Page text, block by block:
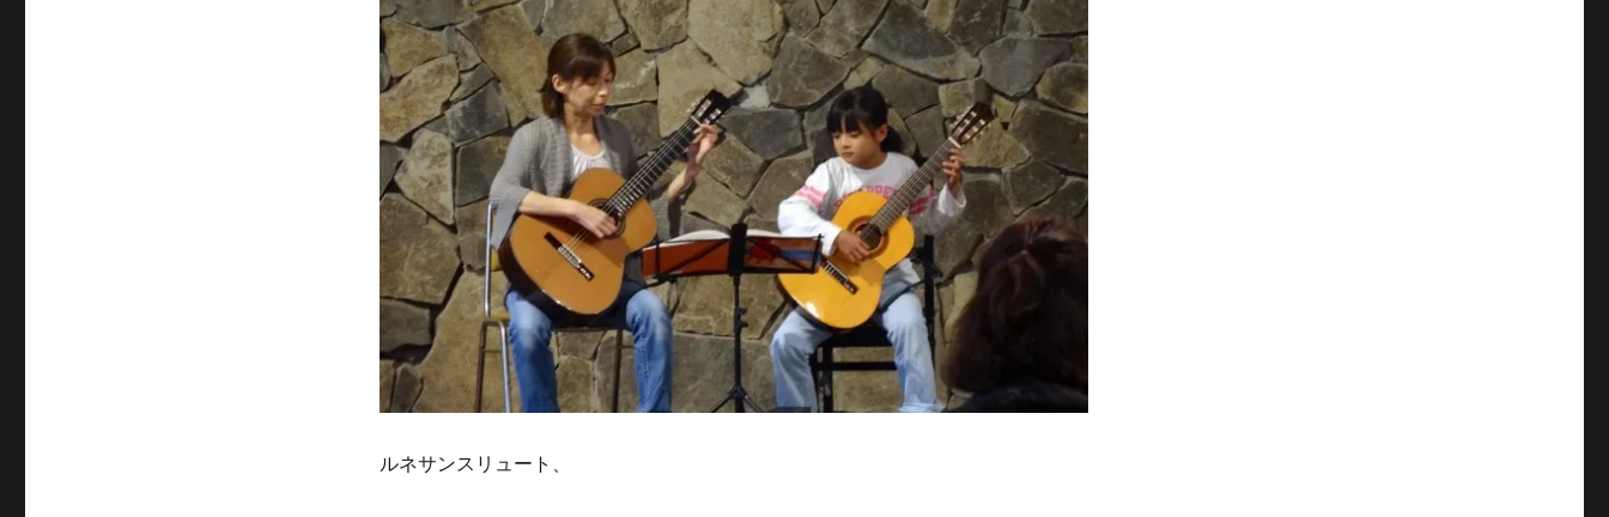
ルネサンスリュート、